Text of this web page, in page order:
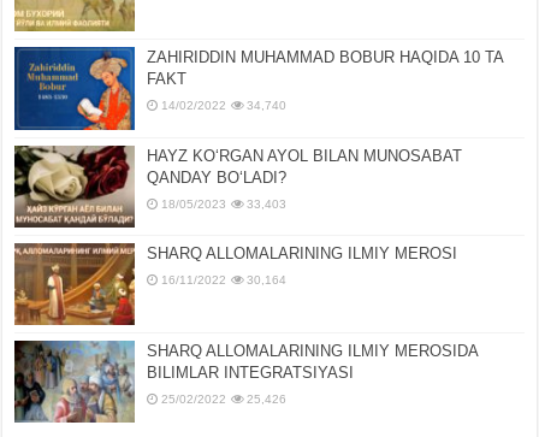
ZAHIRIDDIN MUHAMMAD BOBUR HAQIDA 10 TA
FAKT
14/02/2022 34,740
HAYZ KOʻRGAN AYOL BILAN MUNOSABAT
QANDAY BOʻLADI?
18/05/2023 33,403
SHARQ ALLOMALARINING ILMIY MEROSI
16/11/2022 30,164
SHARQ ALLOMALARINING ILMIY MЕROSIDA
BILIMLAR INTЕGRATSIYASI
25/02/2022 25,426